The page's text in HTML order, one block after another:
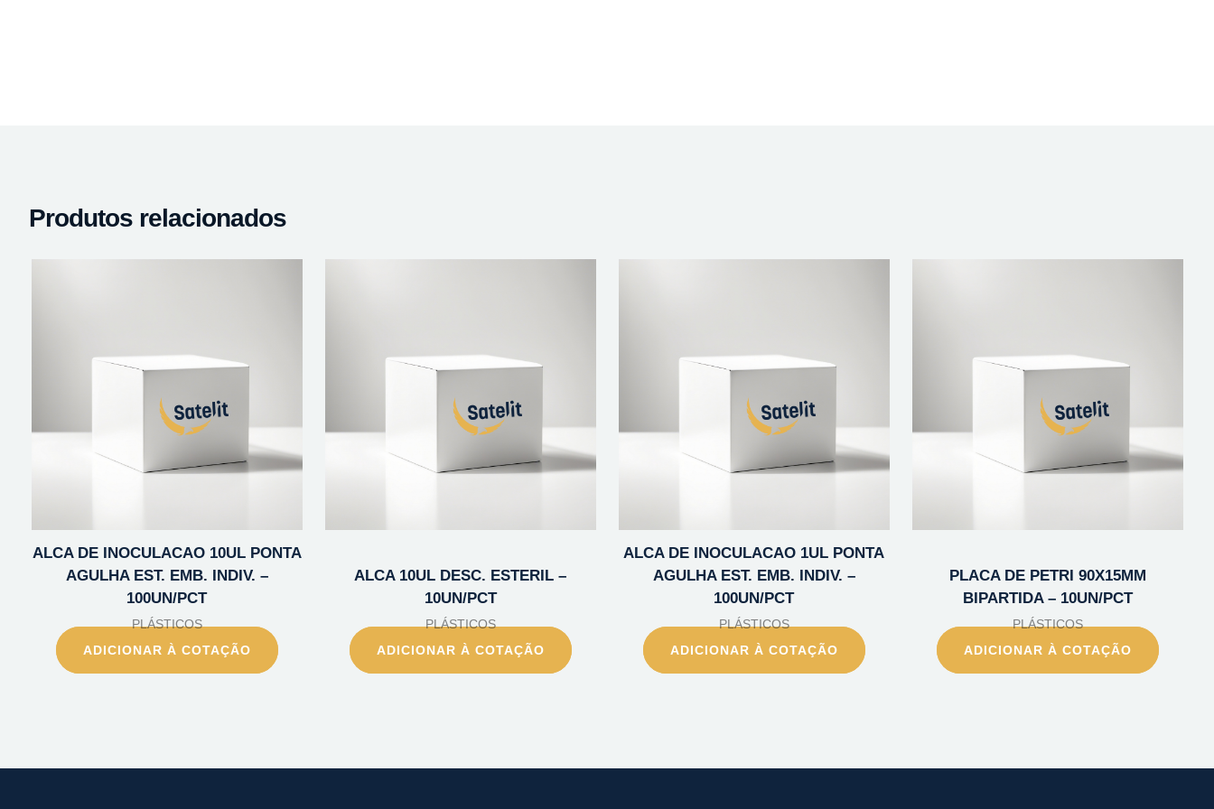
Produtos relacionados
ALCA DE INOCULACAO 10UL PONTA
AGULHA EST. EMB. INDIV. –
100UN/PCT
PLÁSTICOS
ADICIONAR À COTAÇÃO
ALCA 10UL DESC. ESTERIL –
10UN/PCT
PLÁSTICOS
ADICIONAR À COTAÇÃO
ALCA DE INOCULACAO 1UL PONTA
AGULHA EST. EMB. INDIV. –
100UN/PCT
PLÁSTICOS
ADICIONAR À COTAÇÃO
PLACA DE PETRI 90X15MM
BIPARTIDA – 10UN/PCT
PLÁSTICOS
ADICIONAR À COTAÇÃO